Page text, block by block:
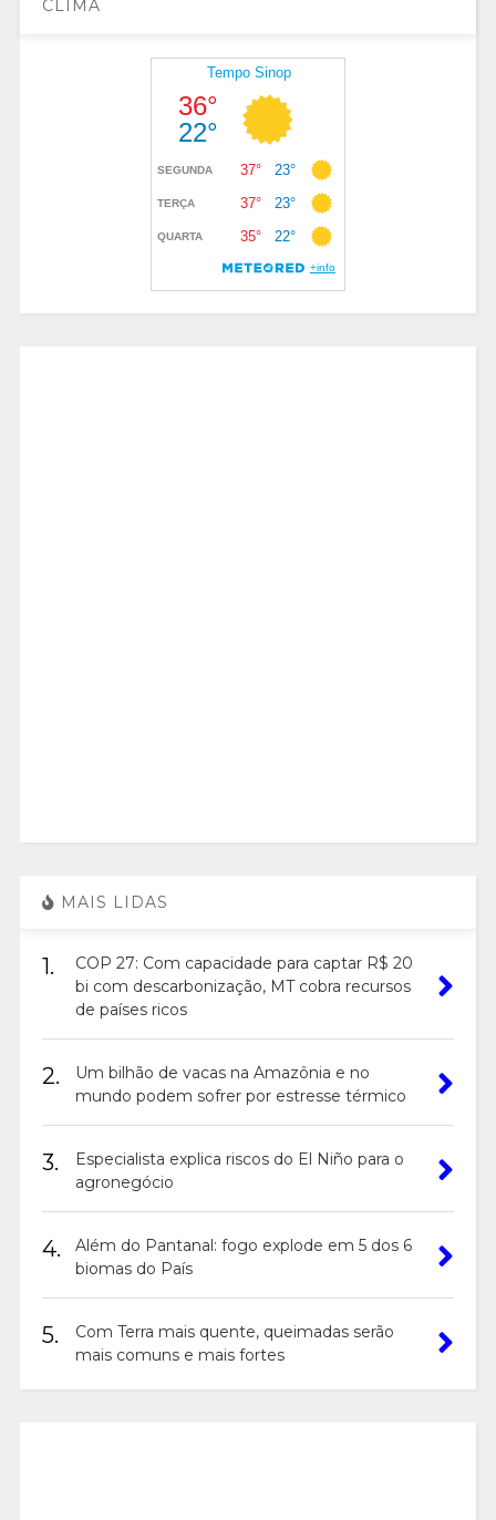
CLIMA
MAIS LIDAS
1.
COP 27: Com capacidade para captar R$ 20
bi com descarbonização, MT cobra recursos
de países ricos
2.
Um bilhão de vacas na Amazônia e no
mundo podem sofrer por estresse térmico
3.
Especialista explica riscos do El Niño para o
agronegócio
4.
Além do Pantanal: fogo explode em 5 dos 6
biomas do País
5.
Com Terra mais quente, queimadas serão
mais comuns e mais fortes